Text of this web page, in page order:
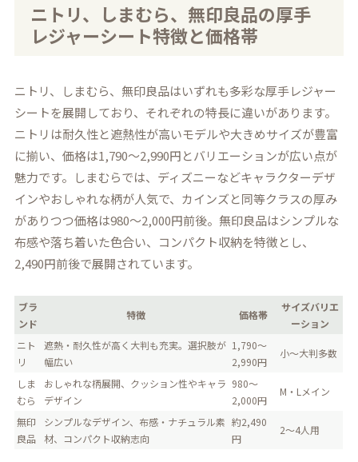
ニトリ、しまむら、無印良品の厚手
レジャーシート特徴と価格帯
ニトリ、しまむら、無印良品はいずれも多彩な厚手レジャー
シートを展開しており、それぞれの特長に違いがあります。
ニトリは耐久性と遮熱性が高いモデルや大きめサイズが豊富
に揃い、価格は1,790～2,990円とバリエーションが広い点が
魅力です。しまむらでは、ディズニーなどキャラクターデザ
インやおしゃれな柄が人気で、カインズと同等クラスの厚み
がありつつ価格は980～2,000円前後。無印良品はシンプルな
布感や落ち着いた色合い、コンパクト収納を特徴とし、
2,490円前後で展開されています。
ブラ
ンド
特徴 価格帯
サイズバリエ
ーション
ニト
リ
遮熱・耐久性が高く大判も充実。選択肢が
幅広い
1,790～
2,990円
小～大判多数
しま
むら
おしゃれな柄展開、クッション性やキャラ
デザイン
980～
2,000円
M・Lメイン
無印
良品
シンプルなデザイン、布感・ナチュラル素
材、コンパクト収納志向
約2,490
円
2～4人用